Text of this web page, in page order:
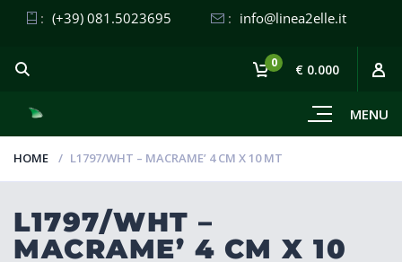
: (+39) 081.5023695 : info@linea2elle.it
MENU
0 € 0.000
HOME L1797/WHT – MACRAME’ 4 CM X 10 MT
L1797/WHT –
MACRAME’ 4 CM X 10